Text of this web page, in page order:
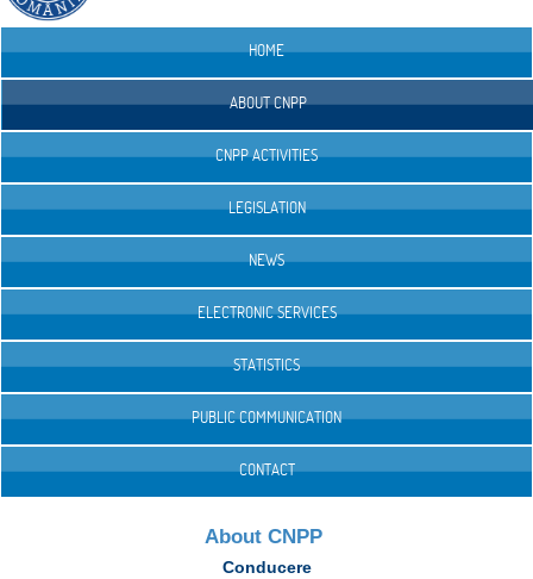
HOME
ABOUT CNPP
CNPP ACTIVITIES
LEGISLATION
NEWS
ELECTRONIC SERVICES
STATISTICS
PUBLIC COMMUNICATION
CONTACT
About CNPP
Conducere